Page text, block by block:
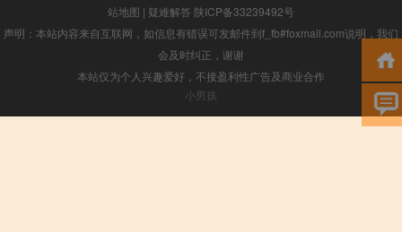
站地图 | 疑难解答 陕ICP备33239492号
声明：本站内容来自互联网，如信息有错误可发邮件到f_fb#foxmail.com说明，我们
会及时纠正，谢谢
本站仅为个人兴趣爱好，不接盈利性广告及商业合作
小男孩